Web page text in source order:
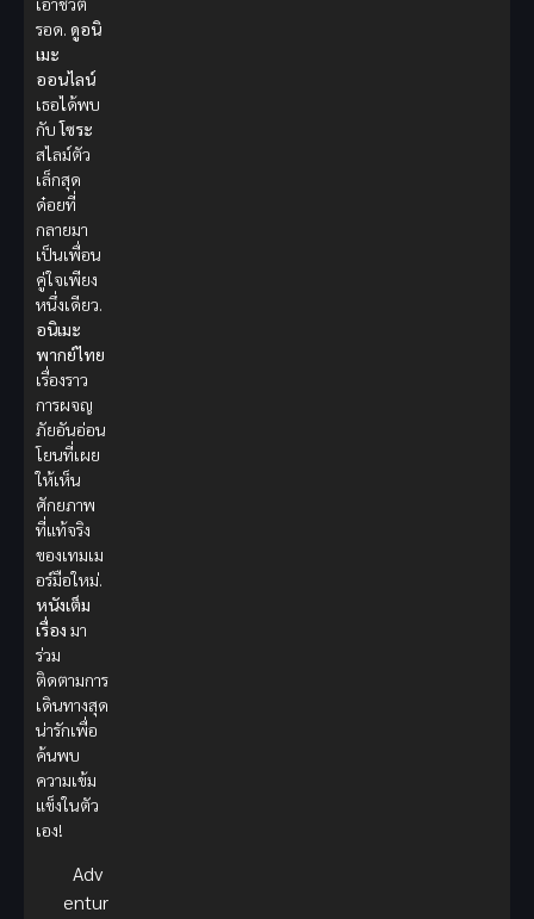
รอด. ดูอนิ
เมะ
ออนไลน์
เธอได้พบ
กับโซระ
สไลม์ตัว
เล็กสุด
ด๋อยที่
กลายมา
เป็นเพื่อน
คู่ใจเพียง
หนึ่งเดียว.
อนิเมะ
พากย์ไทย
เรื่องราว
การผจญ
ภัยอันอ่อน
โยนที่เผย
ให้เห็น
ศักยภาพ
ที่แท้จริง
ของเทมเม
อร์มือใหม่.
หนังเต็ม
เรื่อง มา
ร่วม
ติดตามการ
เดินทางสุด
น่ารักเพื่อ
ค้นพบ
ความเข้ม
แข็งในตัว
เอง!
Adv
entur